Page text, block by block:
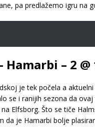
pa predlažemo igru na
Hamarbi – 2
je tek počela a
se i ranijih sezona da
Elfsborg. Što se tiče
da je Hamarbi bolje